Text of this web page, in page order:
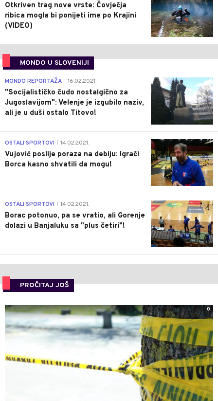
Otkriven trag nove vrste: Čovječja
ribica mogla bi ponijeti ime po Krajini
(VIDEO)
MONDO U SLOVENIJI
4
MONDO REPORTAŽA 16.02.2021.
"Socijalističko čudo nostalgično za
Jugoslavijom": Velenje je izgubilo naziv,
ali je u duši ostalo Titovo!
1
OSTALI SPORTOVI 14.02.2021.
Vujović poslije poraza na debiju: Igrači
Borca kasno shvatili da mogu!
3
OSTALI SPORTOVI 14.02.2021.
Borac potonuo, pa se vratio, ali Gorenje
dolazi u Banjaluku sa "plus četiri"!
PROČITAJ JOŠ
0